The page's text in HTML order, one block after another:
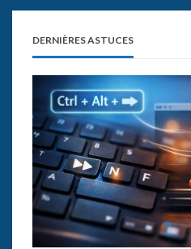
DERNIÈRES ASTUCES